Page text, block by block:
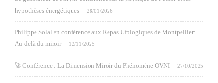
hypothèses énergétiques
28/01/2026
Philippe Solal en conférence aux Repas Ufologiques de Montpellier:
Au-delà du miroir
12/11/2025
🚀 Conférence : La Dimension Miroir du Phénomène OVNI 27/10/2025